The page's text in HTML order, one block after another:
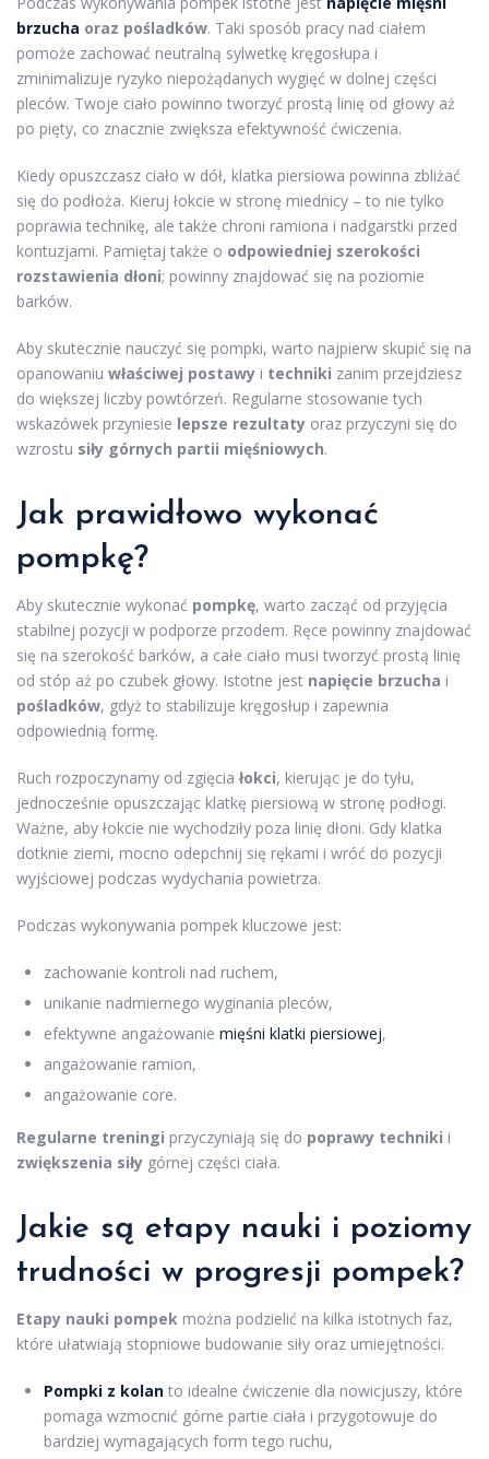
brzucha oraz pośladków. Taki sposób pracy nad ciałem
pomoże zachować neutralną sylwetkę kręgosłupa i
zminimalizuje ryzyko niepożądanych wygięć w dolnej części
pleców. Twoje ciało powinno tworzyć prostą linię od głowy aż
po pięty, co znacznie zwiększa efektywność ćwiczenia.
Kiedy opuszczasz ciało w dół, klatka piersiowa powinna zbliżać
się do podłoża. Kieruj łokcie w stronę miednicy – to nie tylko
poprawia technikę, ale także chroni ramiona i nadgarstki przed
kontuzjami. Pamiętaj także o odpowiedniej szerokości
rozstawienia dłoni; powinny znajdować się na poziomie
barków.
Aby skutecznie nauczyć się pompki, warto najpierw skupić się na
opanowaniu właściwej postawy i techniki zanim przejdziesz
do większej liczby powtórzeń. Regularne stosowanie tych
wskazówek przyniesie lepsze rezultaty oraz przyczyni się do
wzrostu siły górnych partii mięśniowych.
Jak prawidłowo wykonać
pompkę?
Aby skutecznie wykonać pompkę, warto zacząć od przyjęcia
stabilnej pozycji w podporze przodem. Ręce powinny znajdować
się na szerokość barków, a całe ciało musi tworzyć prostą linię
od stóp aż po czubek głowy. Istotne jest napięcie brzucha i
pośladków, gdyż to stabilizuje kręgosłup i zapewnia
odpowiednią formę.
Ruch rozpoczynamy od zgięcia łokci, kierując je do tyłu,
jednocześnie opuszczając klatkę piersiową w stronę podłogi.
Ważne, aby łokcie nie wychodziły poza linię dłoni. Gdy klatka
dotknie ziemi, mocno odepchnij się rękami i wróć do pozycji
wyjściowej podczas wydychania powietrza.
Podczas wykonywania pompek kluczowe jest:
zachowanie kontroli nad ruchem,
unikanie nadmiernego wyginania pleców,
efektywne angażowanie mięśni klatki piersiowej,
angażowanie ramion,
angażowanie core.
Regularne treningi przyczyniają się do poprawy techniki i
zwiększenia siły górnej części ciała.
Jakie są etapy nauki i poziomy
trudności w progresji pompek?
Etapy nauki pompek można podzielić na kilka istotnych faz,
które ułatwiają stopniowe budowanie siły oraz umiejętności.
Pompki z kolan to idealne ćwiczenie dla nowicjuszy, które
pomaga wzmocnić górne partie ciała i przygotowuje do
bardziej wymagających form tego ruchu,